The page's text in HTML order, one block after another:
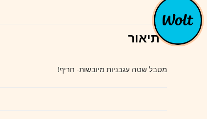
תיאור
מטבל שטה עגבניות מיובשות- חריף!